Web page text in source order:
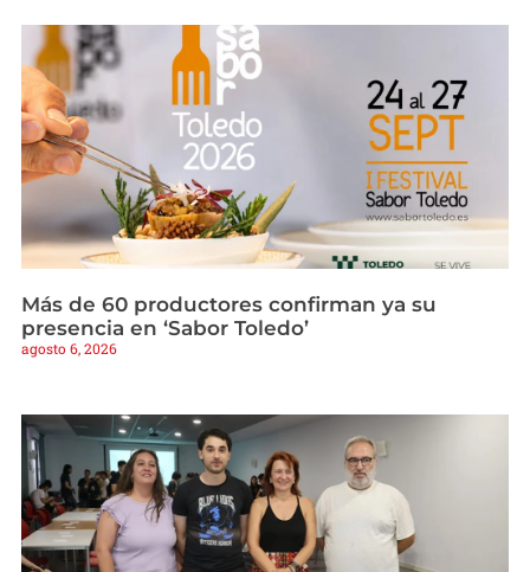
Más de 60 productores confirman ya su
presencia en ‘Sabor Toledo’
agosto 6, 2026